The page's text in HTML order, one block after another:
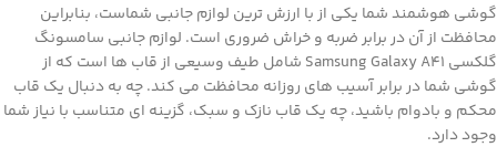
گوشی هوشمند شما یکی از با ارزش ترین لوازم جانبی شماست، بنابراین
محافظت از آن در برابر ضربه و خراش ضروری است. لوازم جانبی سامسونگ
گلکسی Samsung Galaxy A41 شامل طیف وسیعی از قاب ها است که از
گوشی شما در برابر آسیب های روزانه محافظت می کند. چه به دنبال یک قاب
محکم و بادوام باشید، چه یک قاب نازک و سبک، گزینه ای متناسب با نیاز شما
وجود دارد.